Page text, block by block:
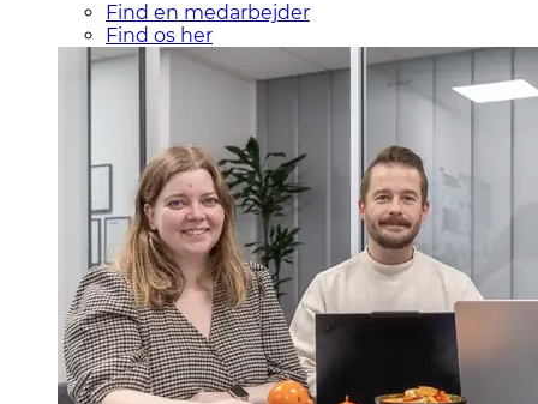
Find en medarbejder
Find os her